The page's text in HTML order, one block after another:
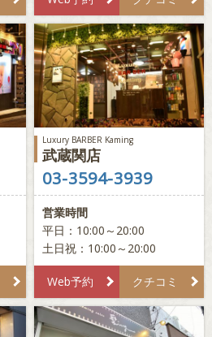
Luxury BARBER Kaming
武蔵関店
03-3594-3939
営業時間
平日：10:00～20:00
土日祝：10:00～20:00
Web予約 クチコミ